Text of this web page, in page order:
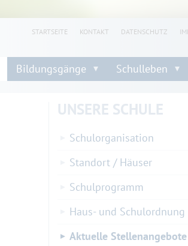
STARTSEITE KONTAKT DATENSCHUTZ
Bildungsgänge Schulleben
UNSERE SCHULE
Schulorganisation
Standort / Häuser
Schulprogramm
Haus- und Schulordnung
Aktuelle Stellenangebote